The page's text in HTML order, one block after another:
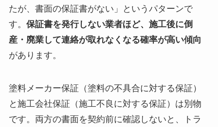
たが、書面の保証書がない」というパターンで
す。 保証書を発行しない業者ほど、施工後に倒
産・廃業して連絡が取れなくなる確率が高い傾向
があります。
塗料メーカー保証（塗料の不具合に対する保証）
と施工会社保証（施工不良に対する保証）は別物
です。両方の書面を契約前に確認しないと、トラ